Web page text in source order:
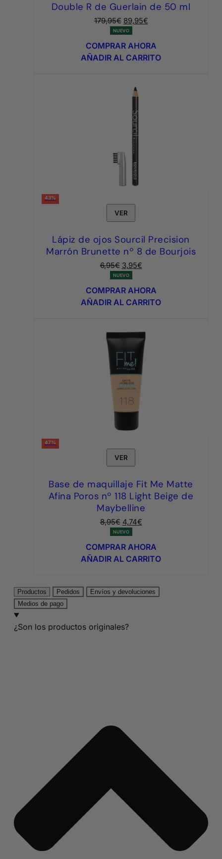
Double R de Guerlain de 50 ml
179,95€ El
precio
original
era:
179,95€.
89,95€El
actual
es:
89,95€.
NUEVO
COMPRAR AHORA
AÑADIR AL CARRITO
43%
VER
Lápiz de ojos Sourcil Precision
Marrón Brunette nº 8 de Bourjois
6,95€ El
precio
original
era:
6,95€.
3,95€El
actual
es:
3,95€.
NUEVO
COMPRAR AHORA
AÑADIR AL CARRITO
47%
VER
Base de maquillaje Fit Me Matte
Afina Poros nº 118 Light Beige de
Maybelline
8,95€ El
precio
original
era:
8,95€.
4,74€El
actual
es:
4,74€.
NUEVO
COMPRAR AHORA
AÑADIR AL CARRITO
Productos Pedidos
Envíos y devoluciones
Medios de pago
¿Son los productos originales?